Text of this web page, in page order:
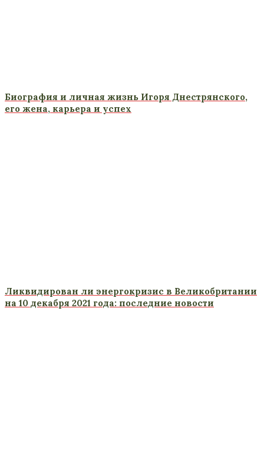
Биография и личная жизнь Игоря Днестрянского,
его жена, карьера и успех
Ликвидирован ли энергокризис в Великобритании
на 10 декабря 2021 года: последние новости